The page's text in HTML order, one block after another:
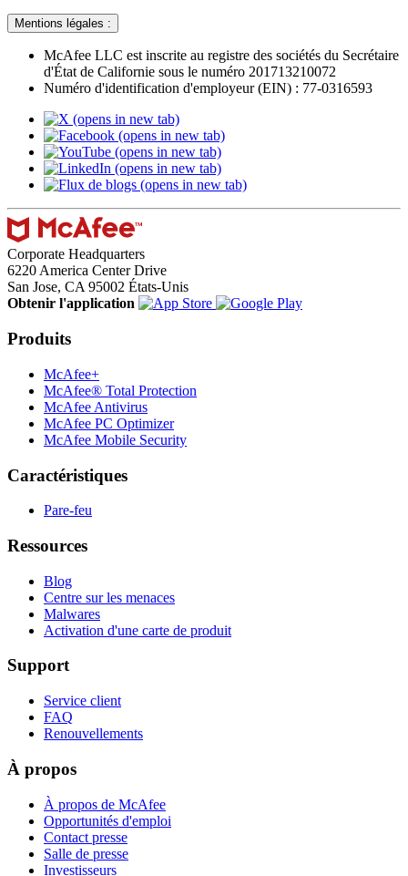
Mentions légales :​
McAfee LLC est inscrite au registre des sociétés du Secrétaire
d'État de Californie sous le numéro 201713210072​
Numéro d'identification d'employeur (EIN) : 77-0316593
(opens in new tab)
(opens in new tab)
(opens in new tab)
(opens in new tab)
(opens in new tab)
Corporate Headquarters
6220 America Center Drive
San Jose, CA 95002 États-Unis
Obtenir l'application
Produits
McAfee+
McAfee® Total Protection
McAfee Antivirus
McAfee PC Optimizer
McAfee Mobile Security
Caractéristiques
Pare-feu
Ressources
Blog
Centre sur les menaces
Malwares
Activation d'une carte de produit
Support
Service client
FAQ
Renouvellements
À propos
À propos de McAfee
Opportunités d'emploi
Contact presse
Salle de presse
Investisseurs